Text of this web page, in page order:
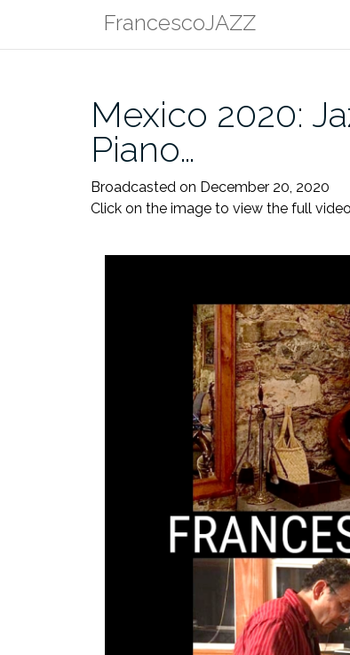
content
FrancescoJAZZ
Mexico 2020:
Piano…
Broadcasted on December 20, 2020
Click on the image to view the full